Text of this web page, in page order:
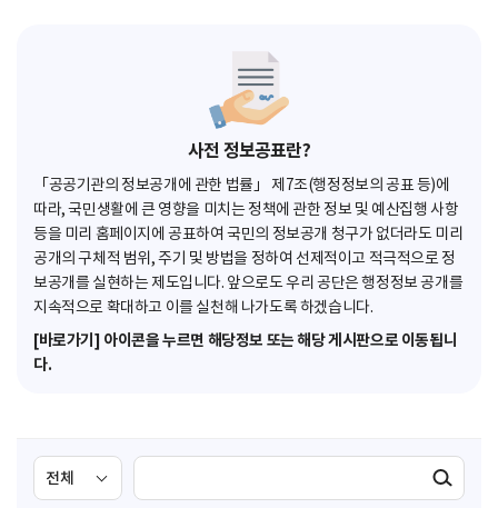
사전 정보공표란?
「공공기관의 정보공개에 관한 법률」 제7조(행정정보의 공표 등)에
따라, 국민생활에 큰 영향을 미치는 정책에 관한 정보 및 예산집행 사항
등을 미리 홈페이지에 공표하여 국민의 정보공개 청구가 없더라도 미리
공개의 구체적 범위, 주기 및 방법을 정하여 선제적이고 적극적으로 정
보공개를 실현하는 제도입니다. 앞으로도 우리 공단은 행정정보 공개를
지속적으로 확대하고 이를 실천해 나가도록 하겠습니다.
[바로가기] 아이콘을 누르면 해당정보 또는 해당 게시판으로 이동됩니
다.
검
색
색
검색실행